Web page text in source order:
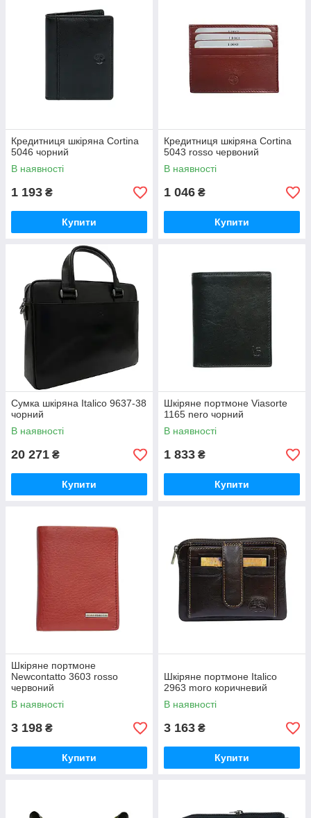
Кредитниця шкіряна Cortina
5046 чорний
В наявності
1 193 ₴
Купити
Кредитниця шкіряна Cortina
5043 rosso червоний
В наявності
1 046 ₴
Купити
Сумка шкіряна Italico 9637-38
чорний
В наявності
20 271 ₴
Купити
Шкіряне портмоне Viasorte
1165 nero чорний
В наявності
1 833 ₴
Купити
Шкіряне портмоне
Newcontatto 3603 rosso
червоний
В наявності
3 198 ₴
Купити
Шкіряне портмоне Italico
2963 moro коричневий
В наявності
3 163 ₴
Купити